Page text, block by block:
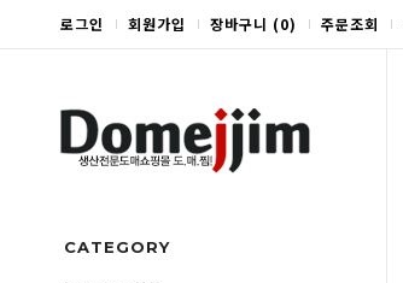
로그인 회원가입 장바구니 (0) 주문조회
CATEGORY